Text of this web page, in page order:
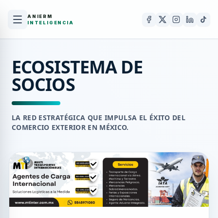
ANIERM
INTELIGENCIA
ECOSISTEMA DE
SOCIOS
LA RED ESTRATÉGICA QUE IMPULSA EL ÉXITO DEL
COMERCIO EXTERIOR EN MÉXICO.